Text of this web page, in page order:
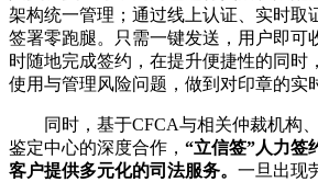
架构统一管理；通过线上认证、实时取
签署零跑腿。只需一键发送，用户即可
时随地完成签约，在提升便捷性的同时
使用与管理风险问题，做到对印章的实
同时，基于CFCA与相关仲裁机构
鉴定中心的深度合作， “立信签”人力签
客户提供多元化的司法服务。 一旦出现